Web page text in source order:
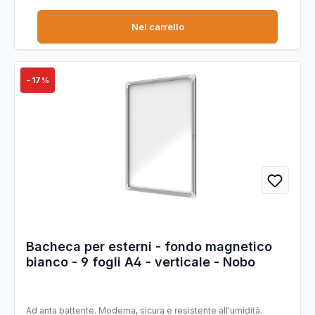
Nel carrello
−17%
Bacheca per esterni - fondo magnetico
bianco - 9 fogli A4 - verticale - Nobo
Ad anta battente. Moderna, sicura e resistente all'umidità.